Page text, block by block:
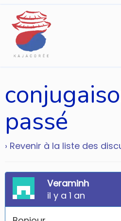
passé
› Revenir à la liste des
Veraminh
il y a 1 an